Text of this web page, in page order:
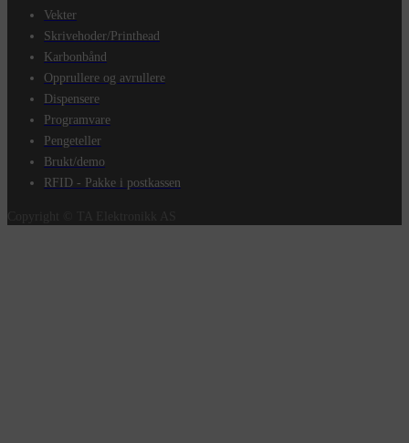
Vekter
Skrivehoder/Printhead
Karbonbånd
Opprullere og avrullere
Dispensere
Programvare
Pengeteller
Brukt/demo
RFID - Pakke i postkassen